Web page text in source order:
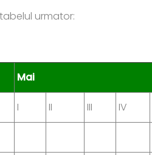
urmator:
Mai
I II III IV